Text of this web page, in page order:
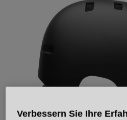
Motocross
Adventure
Retro
Urban
BMX
Verbessern Sie Ihre